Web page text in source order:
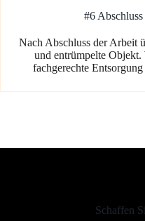
#6
Nach Abschluss der Arbeit
und entrümpelte
fachgerechte
Schaffen